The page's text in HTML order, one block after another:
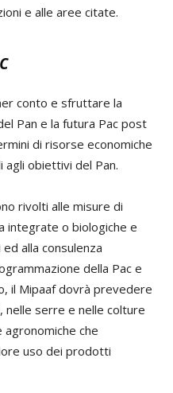
e alle aree citate.
conto e sfruttare la
Pan e la futura Pac post
di risorse economiche
agli obiettivi del Pan.
rivolti alle misure di
integrate o biologiche e
alla consulenza
della Pac e
il Mipaaf dovrà prevedere
nelle serre e nelle colture
che
uso dei prodotti